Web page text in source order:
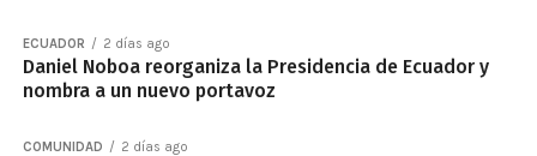
ECUADOR 2 días ago
Daniel Noboa reorganiza la Presidencia de Ecuador y
nombra a un nuevo portavoz
COMUNIDAD 2 días ago